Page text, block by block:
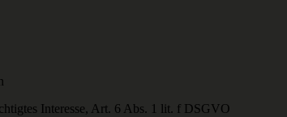
Interesse, Art. 6 Abs. 1 lit. f DSGVO